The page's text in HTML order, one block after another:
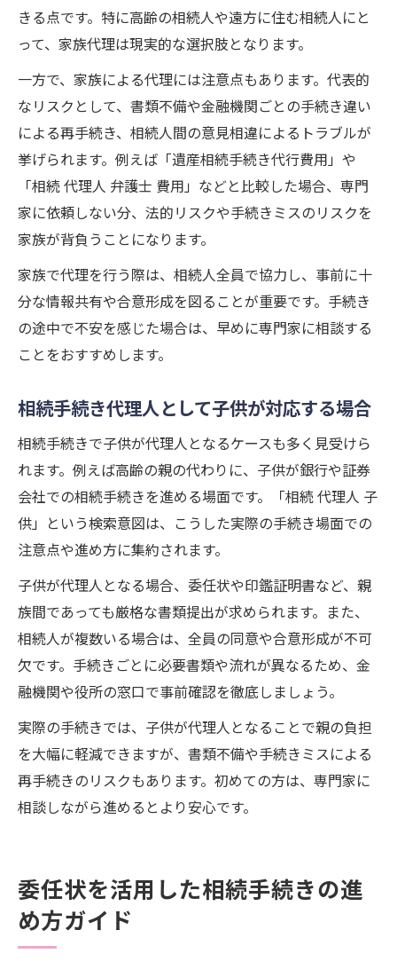
きる点です。特に高齢の相続人や遠方に住む相続人にと
って、家族代理は現実的な選択肢となります。
一方で、家族による代理には注意点もあります。代表的
なリスクとして、書類不備や金融機関ごとの手続き違い
による再手続き、相続人間の意見相違によるトラブルが
挙げられます。例えば「遺産相続手続き代行費用」や
「相続 代理人 弁護士 費用」などと比較した場合、専門
家に依頼しない分、法的リスクや手続きミスのリスクを
家族が背負うことになります。
家族で代理を行う際は、相続人全員で協力し、事前に十
分な情報共有や合意形成を図ることが重要です。手続き
の途中で不安を感じた場合は、早めに専門家に相談する
ことをおすすめします。
相続手続き代理人として子供が対応する場合
相続手続きで子供が代理人となるケースも多く見受けら
れます。例えば高齢の親の代わりに、子供が銀行や証券
会社での相続手続きを進める場面です。「相続 代理人 子
供」という検索意図は、こうした実際の手続き場面での
注意点や進め方に集約されます。
子供が代理人となる場合、委任状や印鑑証明書など、親
族間であっても厳格な書類提出が求められます。また、
相続人が複数いる場合は、全員の同意や合意形成が不可
欠です。手続きごとに必要書類や流れが異なるため、金
融機関や役所の窓口で事前確認を徹底しましょう。
実際の手続きでは、子供が代理人となることで親の負担
を大幅に軽減できますが、書類不備や手続きミスによる
再手続きのリスクもあります。初めての方は、専門家に
相談しながら進めるとより安心です。
委任状を活用した相続手続きの進
め方ガイド